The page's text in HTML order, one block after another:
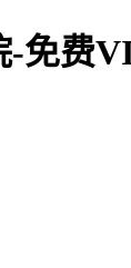
免费